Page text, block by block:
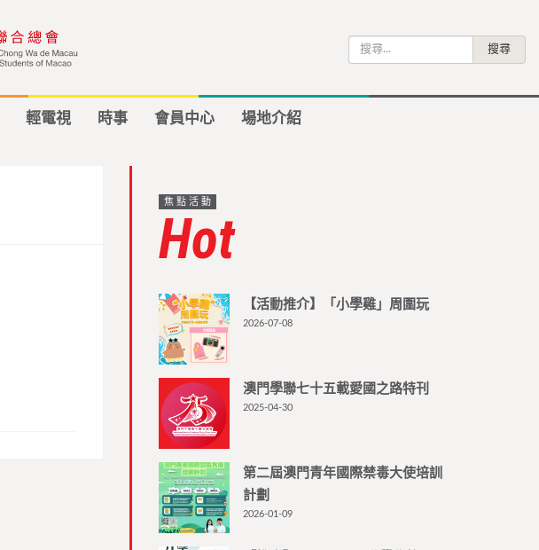
尋
輕電視 時事 會員中心 場地介紹
焦點活動
Hot
【活動推介】「小學雞」周圍玩
2026-07-08
澳門學聯七十五載愛國之路特刊
2025-04-30
第二屆澳門青年國際禁毒大使培訓
計劃
2026-01-09